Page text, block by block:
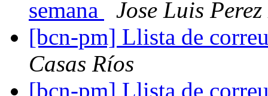
semana
Jose Luis
[bcn-pm] Llista de
Casas Ríos
[bcn-pm] Llista de